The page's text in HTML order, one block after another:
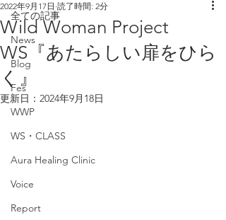
全ての記事
News
Blog
Fes
WWP
WS・CLASS
Aura Healing Clinic
Voice
Report
Wild Woman Project
WS『あたらしい扉をひら
く』
2022年9月17日 読了時間: 2分
更新日： 2024年9月18日